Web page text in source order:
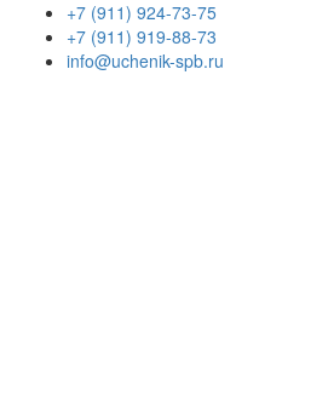
+7 (911) 924-73-75
+7 (911) 919-88-73
info@uchenik-spb.ru